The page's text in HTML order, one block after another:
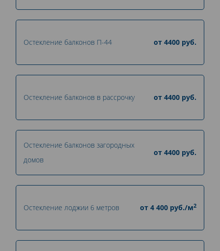
Остекление балконов П-44 от 4400 руб.
Остекление балконов в рассрочку от 4400 руб.
Остекление балконов загородных
домов
от 4400 руб.
Остекление лоджии 6 метров от 4 400 руб./м2